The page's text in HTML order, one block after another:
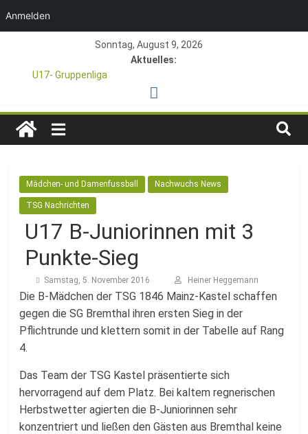
Anmelden
springen
Sonntag, August 9, 2026
Aktuelles:
U17- Gruppenliga
*U17-Junioren steigen in die Gruppenliga auf*
1. Mai – Charity-Fußballturnier für Hobbymannschaften
Pfingstturnier 23. – 24.05.2026 – Restplätze noch frei
TSG
1846
e.V.
Mainz-
Kastel
Fussballabteilung
Mädchen- und Damenfussball Nachwuchs News
TSG Nachrichten
U17 B-Juniorinnen mit 3
Punkte-Sieg
Samstag, 5. November 2016 Heiner Heggemann
Die B-Mädchen der TSG 1846 Mainz-Kastel schaffen
gegen die SG Bremthal ihren ersten Sieg in der
Pflichtrunde und klettern somit in der Tabelle auf Rang
4.
Das Team der TSG Kastel präsentierte sich
hervorragend auf dem Platz. Bei kaltem regnerischen
Herbstwetter agierten die B-Juniorinnen sehr
konzentriert und ließen den Gästen aus Bremthal keine